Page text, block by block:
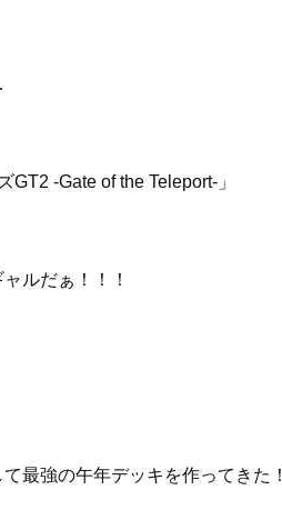
-Gate of the Teleport-」
ルだぁ！！！
最強の午年デッキを作ってきた！